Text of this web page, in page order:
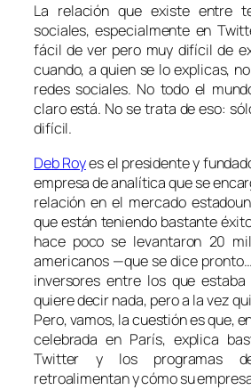
La relación que existe entre
sociales, especialmente en
fácil de ver pero muy difícil de
cuando, a quien se lo explicas,
redes sociales. No todo el
claro está. No se trata de eso:
difícil.
Deb Royes el presidente y
empresa de analítica que se
relación en el mercado
que están teniendo bastante
hace poco se levantaron 20
americanos —que se dice
inversores entre los que estaba
quiere decir nada, pero a la vez
Pero, vamos, la cuestión es que,
celebrada en París, explica
Twitter y los programas
retroalimentan y cómo su